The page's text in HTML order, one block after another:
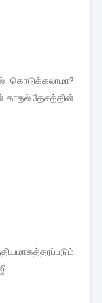
கொடுக்கலாமா?
காதல் தேசத்தின்